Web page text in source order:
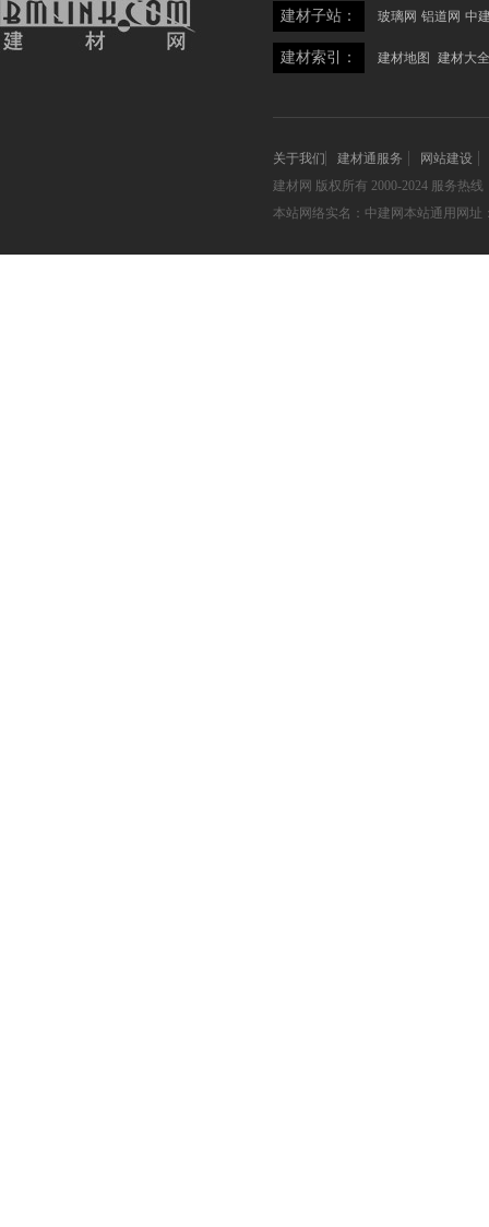
建材子站： 玻璃网 铝道网 中
建材索引： 建材地图 建材大全
关于我们 建材通服务
网站建设
建材网 版权所有 2000-2024 服务热线
本站网络实名：中建网本站通用网址